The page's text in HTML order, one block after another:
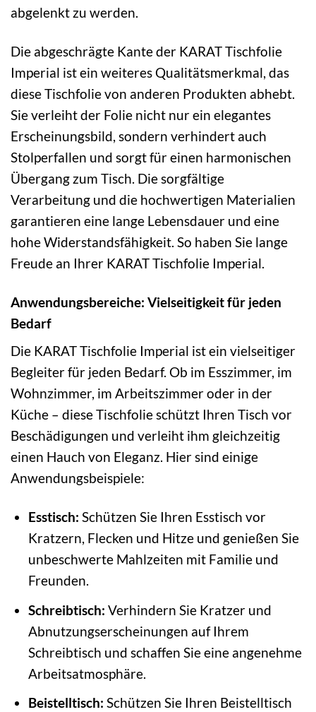
abgelenkt zu werden.
Die abgeschrägte Kante der KARAT Tischfolie
Imperial ist ein weiteres Qualitätsmerkmal, das
diese Tischfolie von anderen Produkten abhebt.
Sie verleiht der Folie nicht nur ein elegantes
Erscheinungsbild, sondern verhindert auch
Stolperfallen und sorgt für einen harmonischen
Übergang zum Tisch. Die sorgfältige
Verarbeitung und die hochwertigen Materialien
garantieren eine lange Lebensdauer und eine
hohe Widerstandsfähigkeit. So haben Sie lange
Freude an Ihrer KARAT Tischfolie Imperial.
Anwendungsbereiche: Vielseitigkeit für jeden
Bedarf
Die KARAT Tischfolie Imperial ist ein vielseitiger
Begleiter für jeden Bedarf. Ob im Esszimmer, im
Wohnzimmer, im Arbeitszimmer oder in der
Küche – diese Tischfolie schützt Ihren Tisch vor
Beschädigungen und verleiht ihm gleichzeitig
einen Hauch von Eleganz. Hier sind einige
Anwendungsbeispiele:
Esstisch: Schützen Sie Ihren Esstisch vor
Kratzern, Flecken und Hitze und genießen Sie
unbeschwerte Mahlzeiten mit Familie und
Freunden.
Schreibtisch: Verhindern Sie Kratzer und
Abnutzungserscheinungen auf Ihrem
Schreibtisch und schaffen Sie eine angenehme
Arbeitsatmosphäre.
Beistelltisch: Schützen Sie Ihren Beistelltisch